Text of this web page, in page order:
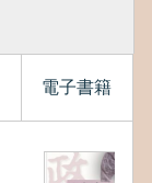
電子書籍